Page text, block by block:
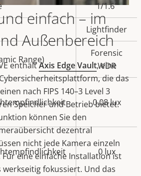
einfach – im
Außenbereich
enthältAxis Edge Vault, eine
die das
nach FIPS 140–3 Level 3
Speicher und Betrieb bietet.
können Sie den
dezentral
nicht jede Kamera einzeln
eine einfache Installation ist
fokussiert. Und das
1/1.6"
Lightfinder
Range)
Forensic
WDR
0.08 lux
0 lux